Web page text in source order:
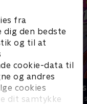
fra
den bedste
og til at
cookie-data til
og andres
cookies
dit samtykke
Totally Spies
Børneserier • 2